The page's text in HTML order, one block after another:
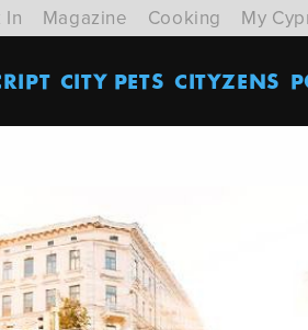
In Magazine Cooking My
CITY PETS CITYZENS